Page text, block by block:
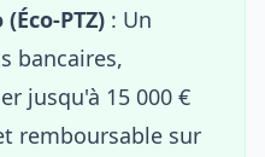
PTZ) : Un
bancaires,
jusqu'à 15 000 €
remboursable sur